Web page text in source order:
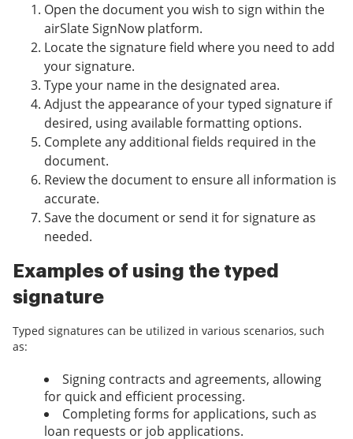
Open the document you wish to sign within the
airSlate SignNow platform.
Locate the signature field where you need to add
your signature.
Type your name in the designated area.
Adjust the appearance of your typed signature if
desired, using available formatting options.
Complete any additional fields required in the
document.
Review the document to ensure all information is
accurate.
Save the document or send it for signature as
needed.
Examples of using the typed
signature
Typed signatures can be utilized in various scenarios, such
as:
Signing contracts and agreements, allowing
for quick and efficient processing.
Completing forms for applications, such as
loan requests or job applications.